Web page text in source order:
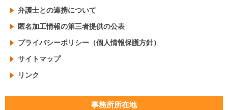
弁護士との連携について
匿名加工情報の第三者提供の公表
プライバシーポリシー（個人情報保護方針）
サイトマップ
リンク
事務所所在地